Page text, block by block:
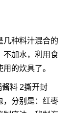
几种料汁混合的
不加水，利用食
的炊具了。
料 2撕开封
，分别是：红枣